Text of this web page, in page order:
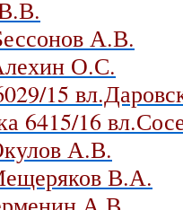
А.В.
О.С.
15
6415/16
А.В.
В.А.